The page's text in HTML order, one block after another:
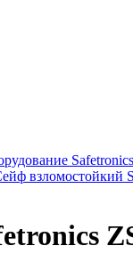
Safetronics
взломостойкий